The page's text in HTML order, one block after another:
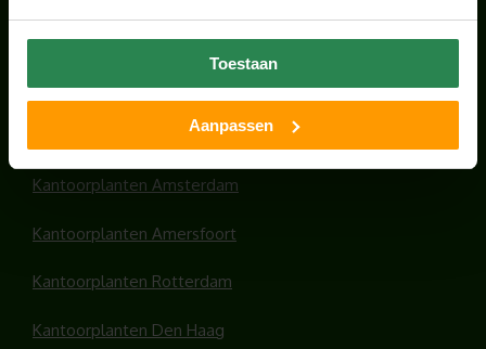
Toestaan
Aanpassen
HANDIGE LINKS
Office plants
Kantoorplanten Utrecht
Kantoorplanten Amsterdam
Kantoorplanten Amersfoort
Kantoorplanten Rotterdam
Kantoorplanten Den Haag